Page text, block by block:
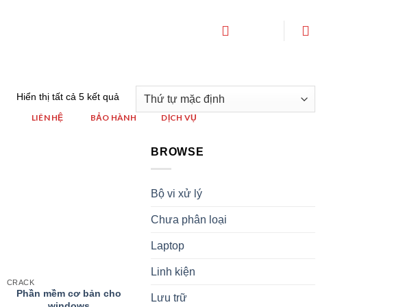
LIÊN HỆ BẢO HÀNH DỊCH VỤ
Hiển thị tất cả 5 kết quả
CRACK
Phần mềm cơ bản cho
BROWSE
Bộ vi xử lý
Chưa phân loại
Laptop
Linh kiện
Lưu trữ